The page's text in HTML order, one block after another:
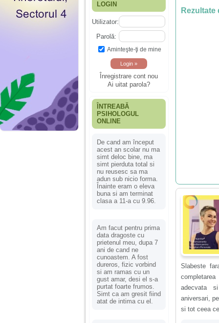
LOGIN
Utilizator:
Parolă:
Aminteşte-ţi de mine
Înregistrare cont nou
Ai uitat parola?
ÎNTREABĂ
PSIHOLOGUL
ONLINE
De cand am început
acest an scolar nu ma
simt deloc bine, ma
simt pierduta total si
nu reusesc sa ma
adun sub nicio forma.
Înainte eram o eleva
buna si am terminat
clasa a 11-a cu 9.96.
Am facut pentru prima
data dragoste cu
prietenul meu, dupa 7
ani de cand ne
cunoastem. A fost
dureros, fizic vorbind
si am ramas cu un
gust amar, desi el s-a
purtat foarte frumos.
Simt ca am gresit fiind
atat de intima cu el.
Rezultate
Slabeste
adecvata
aniversari,
si tot ceea